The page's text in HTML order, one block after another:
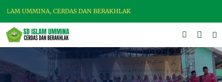
CERDAS DAN BERAKHLAK